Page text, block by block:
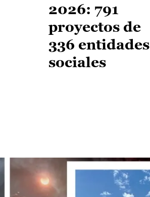
2026: 791
proyectos de
336 entidades
sociales